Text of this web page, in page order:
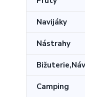
Navijáky
Nástrahy
Camping